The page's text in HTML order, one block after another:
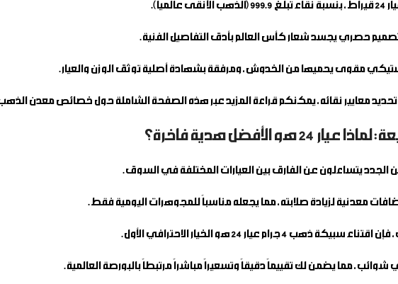
تبلغ 999.9 (الذهب الأنقى عالمياً).
حصري يجسد شعار كأس العالم بأدق التفاصيل الفنية.
مقوى يحميها من الخدوش، ومرفقة بشهادة أصلية توثق الوزن والعيار.
تحديد معايير نقائه، يمكنكم قراءة المزيد عبر هذه الصفحة الشاملة حول خصائص معدن
24 هو الأفضل هدية فاخرة؟
الجدد يتساءلون عن الفارق بين العيارات المختلفة في السوق.
فإن اقتناءسبيكة ذهب 4 جرام عيار 24 هو الخيار الاحترافي الأول.
شوائب، مما يضمن لك تقييماً دقيقاً وتسعيراً مباشراً مرتبطاً بالبورصة العالمية.